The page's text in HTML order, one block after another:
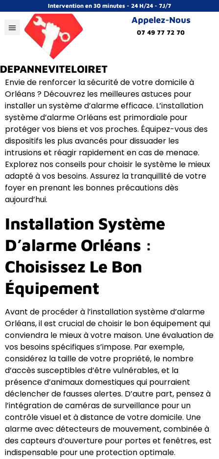
Intervention en 30 minutes - 24 H/24 - 7J/7
Appelez-Nous
07 49 77 72 70
Envie de renforcer la sécurité de votre domicile à
Orléans ? Découvrez les meilleures astuces pour
installer un système d’alarme efficace. L’installation
système d’alarme Orléans est primordiale pour
protéger vos biens et vos proches. Équipez-vous des
dispositifs les plus avancés pour dissuader les
intrusions et réagir rapidement en cas de menace.
Explorez nos conseils pour choisir le système le mieux
adapté à vos besoins. Assurez la tranquillité de votre
foyer en prenant les bonnes précautions dès
aujourd’hui.
Installation Système
D’alarme Orléans :
Choisissez Le Bon
Équipement
Avant de procéder à l’installation système d’alarme
Orléans, il est crucial de choisir le bon équipement qui
conviendra le mieux à votre maison. Une évaluation de
vos besoins spécifiques s’impose. Par exemple,
considérez la taille de votre propriété, le nombre
d’accès susceptibles d’être vulnérables, et la
présence d’animaux domestiques qui pourraient
déclencher de fausses alertes. D’autre part, pensez à
l’intégration de caméras de surveillance pour un
contrôle visuel et à distance de votre domicile. Une
alarme avec détecteurs de mouvement, combinée à
des capteurs d’ouverture pour portes et fenêtres, est
indispensable pour une protection optimale.